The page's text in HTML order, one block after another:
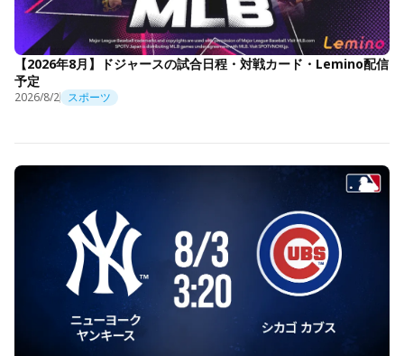
【2026年8月】ドジャースの試合日程・対戦カード・Lemino配信
予定
2026/8/2 スポーツ